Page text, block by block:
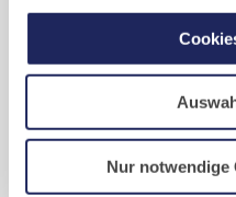
Nur notwendige
Hier